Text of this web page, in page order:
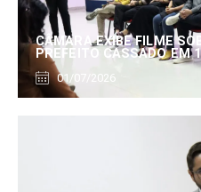
CÂMARA EXIBE FILME
PREFEITO CASSADO EM
01/07/2026